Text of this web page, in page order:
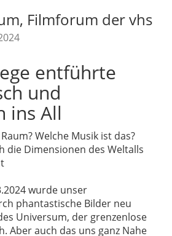
Filmforum der vhs
entführte
und
ins All
Welche Musik ist das?
die Dimensionen des Weltalls
wurde unser
phantastische Bilder neu
Universum, der grenzenlose
Aber auch das uns ganz Nahe